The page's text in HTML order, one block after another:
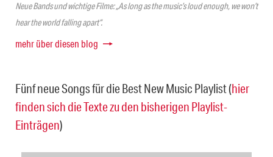
Neue Bands und wichtige Filme: „As long as the music’s loud enough, we won’t
hear the world falling apart“.
mehr über diesen blog
Fünf neue Songs für die Best New Music Playlist (hier
finden sich die Texte zu den bisherigen Playlist-
Einträgen)